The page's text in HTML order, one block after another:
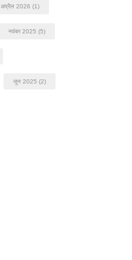
अप्रैल 2026 (1)
नवंबर 2025 (5)
जून 2025 (2)